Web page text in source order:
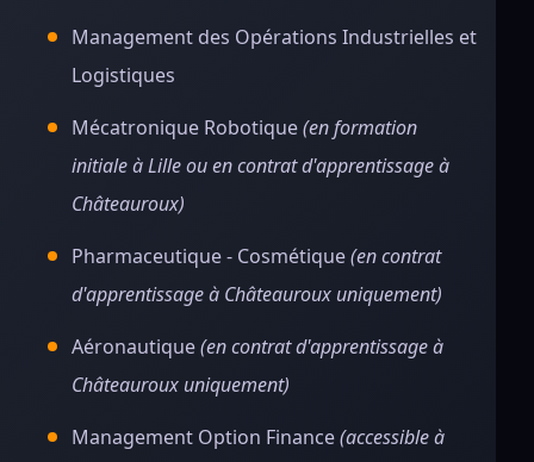
Management des Opérations Industrielles et
Logistiques
Mécatronique Robotique(en formation
initiale à Lille ou en contrat d'apprentissage à
Châteauroux)
Pharmaceutique - Cosmétique(en contrat
d'apprentissage à Châteauroux uniquement)
Aéronautique(en contrat d'apprentissage à
Châteauroux uniquement)
Management Option Finance(accessible à